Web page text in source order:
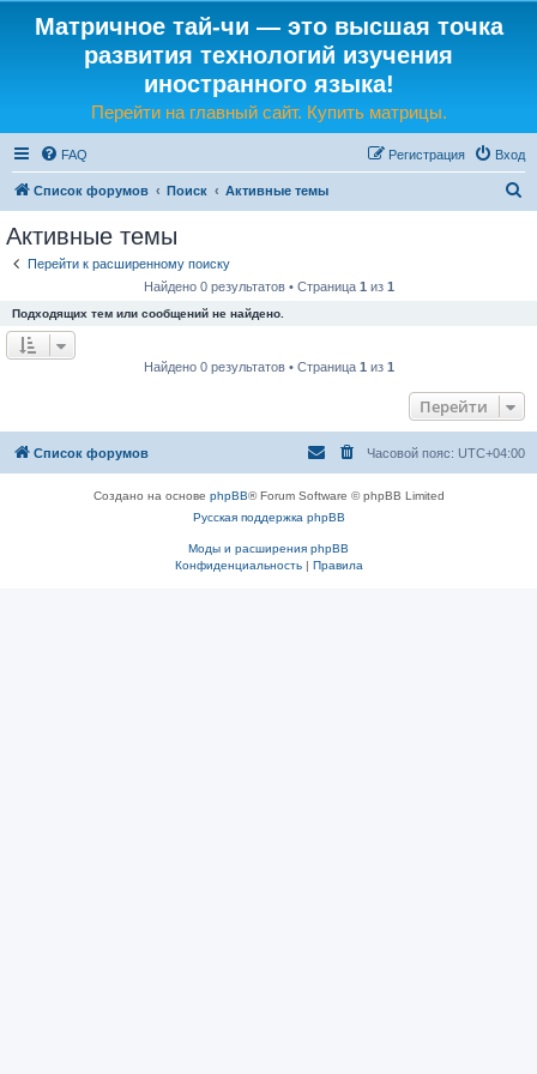
Матричное тай-чи — это высшая точка
развития технологий изучения
иностранного языка!
Перейти на главный сайт. Купить матрицы.
FAQ Вход
Регистрация
Список форумов Поиск Активные темы
Активные темы
Перейти к расширенному поиску
Найдено 0 результатов • Страница 1 из 1
Подходящих тем или сообщений не найдено.
Найдено 0 результатов • Страница 1 из 1
Перейти
Список форумов Часовой пояс: UTC+04:00
Создано на основе phpBB® Forum Software © phpBB Limited
Русская поддержка phpBB
Моды и расширения phpBB
Конфиденциальность| Правила